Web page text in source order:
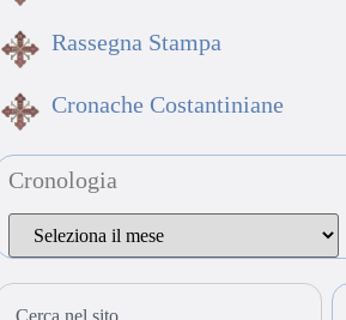
Rassegna Stampa
Cronache Costantiniane
Cronologia